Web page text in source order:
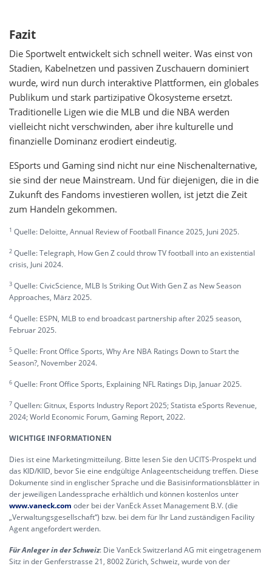
Fazit
Die Sportwelt entwickelt sich schnell weiter. Was einst von
Stadien, Kabelnetzen und passiven Zuschauern dominiert
wurde, wird nun durch interaktive Plattformen, ein globales
Publikum und stark partizipative Ökosysteme ersetzt.
Traditionelle Ligen wie die MLB und die NBA werden
vielleicht nicht verschwinden, aber ihre kulturelle und
finanzielle Dominanz erodiert eindeutig.
ESports und Gaming sind nicht nur eine Nischenalternative,
sie sind der neue Mainstream. Und für diejenigen, die in die
Zukunft des Fandoms investieren wollen, ist jetzt die Zeit
zum Handeln gekommen.
1 Quelle: Deloitte, Annual Review of Football Finance 2025, Juni 2025.
2 Quelle: Telegraph, How Gen Z could throw TV football into an existential
crisis, Juni 2024.
3 Quelle: CivicScience, MLB Is Striking Out With Gen Z as New Season
Approaches, März 2025.
4 Quelle: ESPN, MLB to end broadcast partnership after 2025 season,
Februar 2025.
5 Quelle: Front Office Sports, Why Are NBA Ratings Down to Start the
Season?, November 2024.
6 Quelle: Front Office Sports, Explaining NFL Ratings Dip, Januar 2025.
7 Quellen: Gitnux, Esports Industry Report 2025; Statista eSports Revenue,
2024; World Economic Forum, Gaming Report, 2022.
WICHTIGE INFORMATIONEN
Dies ist eine Marketingmitteilung. Bitte lesen Sie den UCITS-Prospekt und
das KID/KIID, bevor Sie eine endgültige Anlageentscheidung treffen. Diese
Dokumente sind in englischer Sprache und die Basisinformationsblätter in
der jeweiligen Landessprache erhältlich und können kostenlos unter
www.vaneck.com oder bei der VanEck Asset Management B.V. (die
„Verwaltungsgesellschaft“) bzw. bei dem für Ihr Land zuständigen Facility
Agent angefordert werden.
Für Anleger in der Schweiz: Die VanEck Switzerland AG mit eingetragenem
Sitz in der Genferstrasse 21, 8002 Zürich, Schweiz, wurde von der